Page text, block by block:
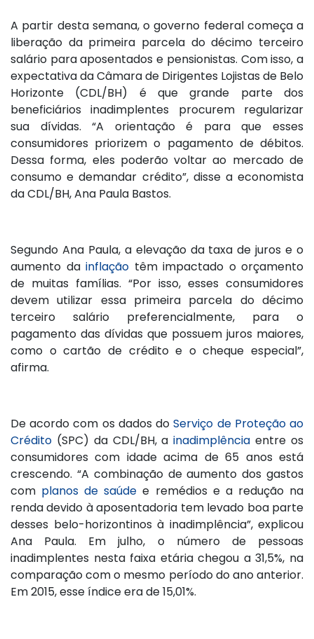
A partir desta semana, o governo federal começa a
liberação da primeira parcela do décimo terceiro
salário para aposentados e pensionistas. Com isso, a
expectativa da Câmara de Dirigentes Lojistas de Belo
Horizonte (CDL/BH) é que grande parte dos
beneficiários inadimplentes procurem regularizar
sua dívidas. “A orientação é para que esses
consumidores priorizem o pagamento de débitos.
Dessa forma, eles poderão voltar ao mercado de
consumo e demandar crédito”, disse a economista
da CDL/BH, Ana Paula Bastos.
Segundo Ana Paula, a elevação da taxa de juros e o
aumento da inflação têm impactado o orçamento
de muitas famílias. “Por isso, esses consumidores
devem utilizar essa primeira parcela do décimo
terceiro salário preferencialmente, para o
pagamento das dívidas que possuem juros maiores,
como o cartão de crédito e o cheque especial”,
afirma.
De acordo com os dados doServiço de Proteção ao
Crédito (SPC) da CDL/BH, ainadimplência entre os
consumidores com idade acima de 65 anos está
crescendo. “A combinação de aumento dos gastos
com planos de saúde e remédios e a redução na
renda devido à aposentadoria tem levado boa parte
desses belo-horizontinos à inadimplência”, explicou
Ana Paula. Em julho, o número de pessoas
inadimplentes nesta faixa etária chegou a 31,5%, na
comparação com o mesmo período do ano anterior.
Em 2015, esse índice era de 15,01%.